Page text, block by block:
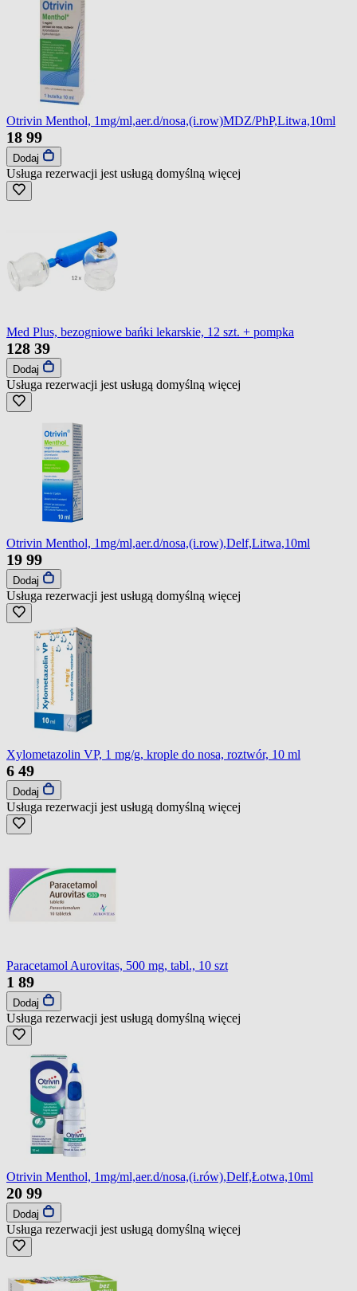
Otrivin Menthol, 1mg/ml,aer.d/nosa,(i.row)MDZ/PhP,Litwa,10ml
18 99
Dodaj
Usługa rezerwacji jest usługą domyślną więcej
Med Plus, bezogniowe bańki lekarskie, 12 szt. + pompka
128 39
Dodaj
Usługa rezerwacji jest usługą domyślną więcej
Otrivin Menthol, 1mg/ml,aer.d/nosa,(i.row),Delf,Litwa,10ml
19 99
Dodaj
Usługa rezerwacji jest usługą domyślną więcej
Xylometazolin VP, 1 mg/g, krople do nosa, roztwór, 10 ml
6 49
Dodaj
Usługa rezerwacji jest usługą domyślną więcej
Paracetamol Aurovitas, 500 mg, tabl., 10 szt
1 89
Dodaj
Usługa rezerwacji jest usługą domyślną więcej
Otrivin Menthol, 1mg/ml,aer.d/nosa,(i.rów),Delf,Łotwa,10ml
20 99
Dodaj
Usługa rezerwacji jest usługą domyślną więcej